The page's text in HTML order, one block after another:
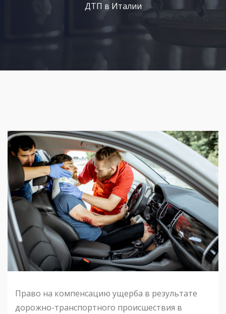
ДТП в Италии
Право на компенсацию ущерба в результате
дорожно-транспортного происшествия в